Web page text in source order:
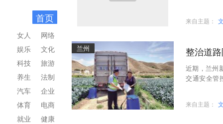
首页
网络
文化
旅游
法制
企业
电商
健康
女人
娱乐
科技
养生
汽车
体育
就业
来自主题：
兰州 整治道
近期，兰州
交通安全管
来自主题：